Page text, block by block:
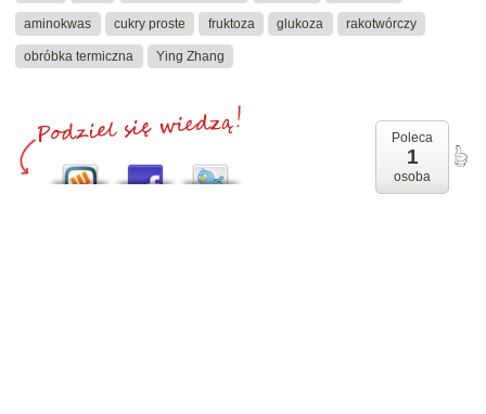
aminokwas cukry proste fruktoza glukoza rakotwórczy
obróbka termiczna Ying Zhang
Poleca
1
osoba